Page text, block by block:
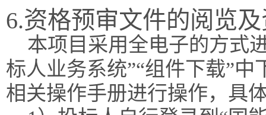
6.资格预审文件的阅览
本项目采用全电子的方式
标人业务系统”“组件下载”
相关操作手册进行操作，具